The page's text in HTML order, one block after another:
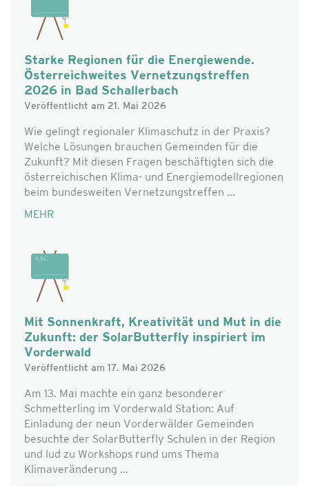
Starke Regionen für die Energiewende.
Österreichweites Vernetzungstreffen
2026 in Bad Schallerbach
Veröffentlicht am 21. Mai 2026
Wie gelingt regionaler Klimaschutz in der Praxis?
Welche Lösungen brauchen Gemeinden für die
Zukunft? Mit diesen Fragen beschäftigten sich die
österreichischen Klima- und Energiemodellregionen
beim bundesweiten Vernetzungstreffen ...
MEHR
Mit Sonnenkraft, Kreativität und Mut in die
Zukunft: der SolarButterfly inspiriert im
Vorderwald
Veröffentlicht am 17. Mai 2026
Am 13. Mai machte ein ganz besonderer
Schmetterling im Vorderwald Station: Auf
Einladung der neun Vorderwälder Gemeinden
besuchte der SolarButterfly Schulen in der Region
und lud zu Workshops rund ums Thema
Klimaveränderung ...